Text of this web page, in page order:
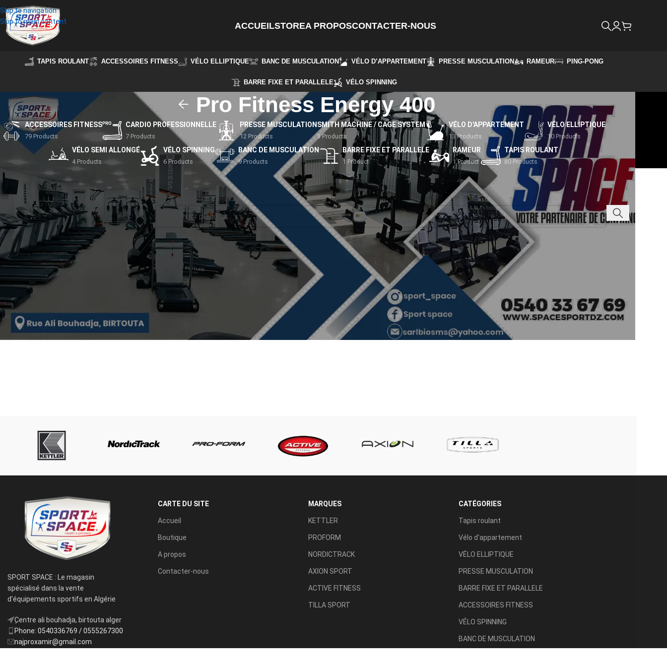
Skip to navigation
Skip to main content
ACCUEILSTOREA PROPOSCONTACTER-NOUS
TAPIS ROULANT ACCESSOIRES FITNESS VÉLO ELLIPTIQUE BANC DE MUSCULATION VÉLO D’APPARTEMENT PRESSE MUSCULATION RAMEUR PING-PONG
BARRE FIXE ET PARALLELE VÉLO SPINNING
Pro Fitness Energy 400
ACCESSOIRES FITNESS
79 Products
CARDIO PROFESSIONNELLE
7 Products
PRESSE MUSCULATION
12 Products
SMITH MACHINE / CAGE SYSTEM
3 Products
VÉLO D'APPARTEMENT
13 Products
VÉLO ELLIPTIQUE
10 Products
VÉLO SEMI ALLONGÉ
4 Products
VÉLO SPINNING
6 Products
BANC DE MUSCULATION
9 Products
BARRE FIXE ET PARALLELE
1 Product
RAMEUR
1 Product
TAPIS ROULANT
80 Products
STOCK STATUS
On sale
In stock
Accueil Produits identifiés “Pro Fitness Energy 400”
Aucun produit ne correspond à votre sélection.
SPORT SPACE : Le magasin
spécialisé dans la vente
d'équipements sportifs en Algérie
ِCentre ali bouhadja, birtouta alger
Phone: 0540336769 / 0555267300
najproxamir@gmail.com
CARTE DU SITE
Accueil
Boutique
A propos
Contacter-nous
MARQUES
KETTLER
PROFORM
NORDICTRACK
AXION SPORT
ACTIVE FITNESS
TILLA SPORT
CATÉGORIES
Tapis roulant
Vélo d'appartement
VÉLO ELLIPTIQUE
PRESSE MUSCULATION
BARRE FIXE ET PARALLELE
ACCESSOIRES FITNESS
VÉLO SPINNING
BANC DE MUSCULATION